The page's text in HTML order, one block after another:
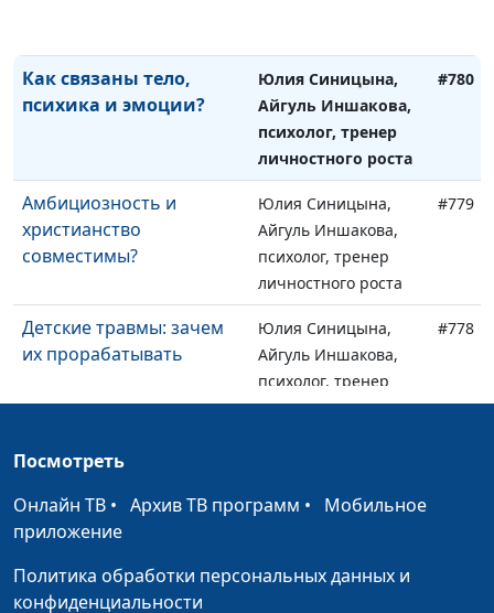
Как связаны тело,
психика и эмоции?
Юлия Синицына,
Айгуль Иншакова,
психолог, тренер
личностного роста
#780
Амбициозность и
христианство
совместимы?
Юлия Синицына,
Айгуль Иншакова,
психолог, тренер
личностного роста
#779
Детские травмы: зачем
их прорабатывать
Юлия Синицына,
Айгуль Иншакова,
психолог, тренер
личностного роста
#778
Как распознать у себя
депрессию
психолог, тренер
За помощью — к
психологу или к Богу?
Юлия Синицына,
Посмотреть
Онлайн ТВ • Архив ТВ программ • Мобильное
приложение
Политика обработки персональных данных и
конфиденциальности